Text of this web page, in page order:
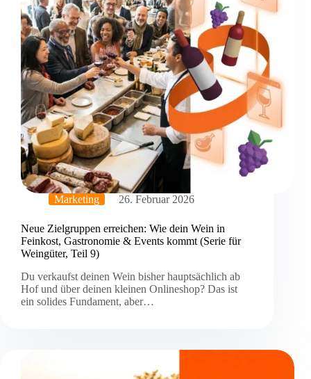
Marketing 26. Februar 2026
Neue Zielgruppen erreichen: Wie dein Wein in
Feinkost, Gastronomie & Events kommt (Serie für
Weingüter, Teil 9)
Du verkaufst deinen Wein bisher hauptsächlich ab
Hof und über deinen kleinen Onlineshop? Das ist
ein solides Fundament, aber…